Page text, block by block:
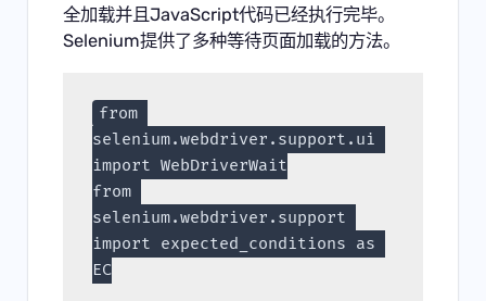
全加载并且JavaScript代码已经执行完毕。
Selenium提供了多种等待页面加载的方法。
from
selenium.webdriver.support.ui
import WebDriverWait
from
selenium.webdriver.support
import expected_conditions as
EC